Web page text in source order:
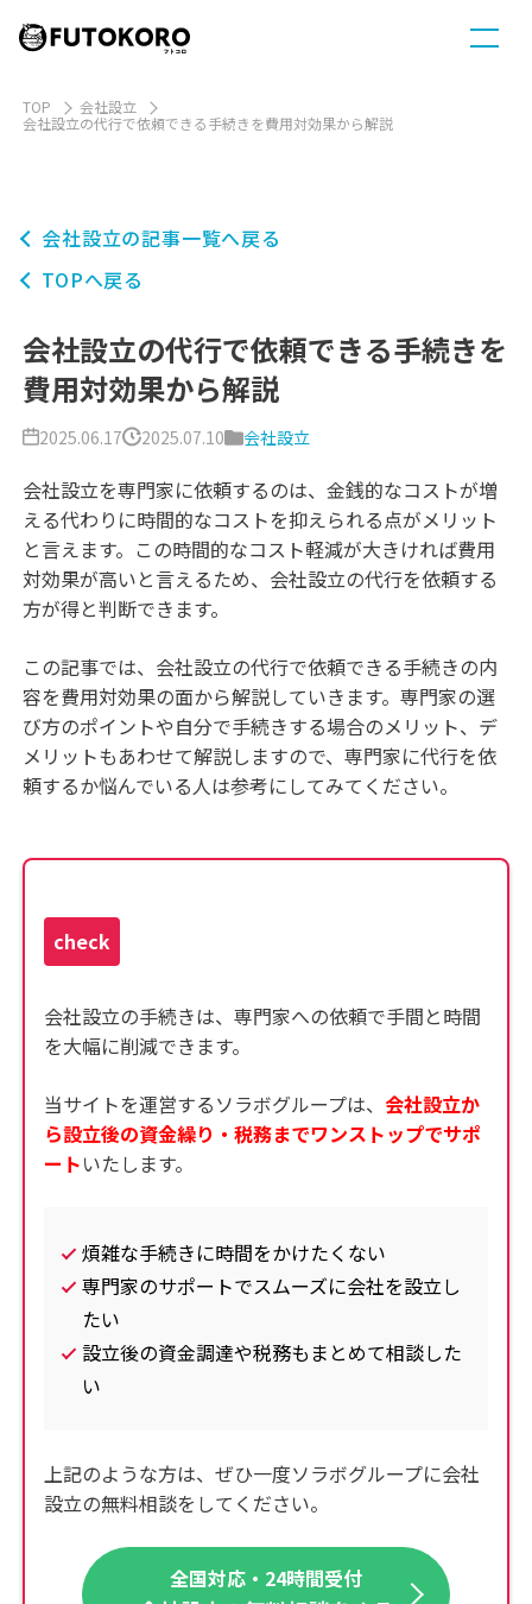
TOP
会社設立
会社設立の代行で依頼できる手続きを費用対効果から解説
会社設立の記事一覧へ戻る
TOPへ戻る
会社設立の代行で依頼できる手続きを
費用対効果から解説
2025.06.17 2025.07.10 会社設立
会社設立を専門家に依頼するのは、金銭的なコストが増
える代わりに時間的なコストを抑えられる点がメリット
と言えます。この時間的なコスト軽減が大きければ費用
対効果が高いと言えるため、会社設立の代行を依頼する
方が得と判断できます。
この記事では、会社設立の代行で依頼できる手続きの内
容を費用対効果の面から解説していきます。専門家の選
び方のポイントや自分で手続きする場合のメリット、デ
メリットもあわせて解説しますので、専門家に代行を依
頼するか悩んでいる人は参考にしてみてください。
check
会社設立の手続きは、専門家への依頼で手間と時間
を大幅に削減できます。
当サイトを運営するソラボグループは、 会社設立か
ら設立後の資金繰り・税務までワンストップでサポ
ートいたします。
煩雑な手続きに時間をかけたくない
専門家のサポートでスムーズに会社を設立し
たい
設立後の資金調達や税務もまとめて相談した
い
上記のような方は、ぜひ一度ソラボグループに会社
設立の無料相談をしてください。
全国対応・24時間受付